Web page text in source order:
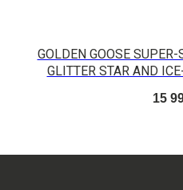
GOLDEN GOOSE
GLITTER STAR AND
15